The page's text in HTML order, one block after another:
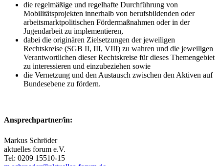
die regelmäßige und regelhafte Durchführung von
Mobilitätsprojekten innerhalb von berufsbildenden oder
arbeitsmarktpolitischen Fördermaßnahmen oder in der
Jugendarbeit zu implementieren,
dabei die originären Zielsetzungen der jeweiligen
Rechtskreise (SGB II, III, VIII) zu wahren und die jeweiligen
Verantwortlichen dieser Rechtskreise für dieses Themengebiet
zu interessieren und einzubeziehen sowie
die Vernetzung und den Austausch zwischen den Aktiven auf
Bundesebene zu fördern.
Ansprechpartner/in:
Markus Schröder
aktuelles forum e.V.
Tel: 0209 15510-15